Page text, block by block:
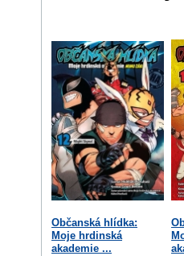
Občanská hlídka:
Moje hrdinská
akademie ...